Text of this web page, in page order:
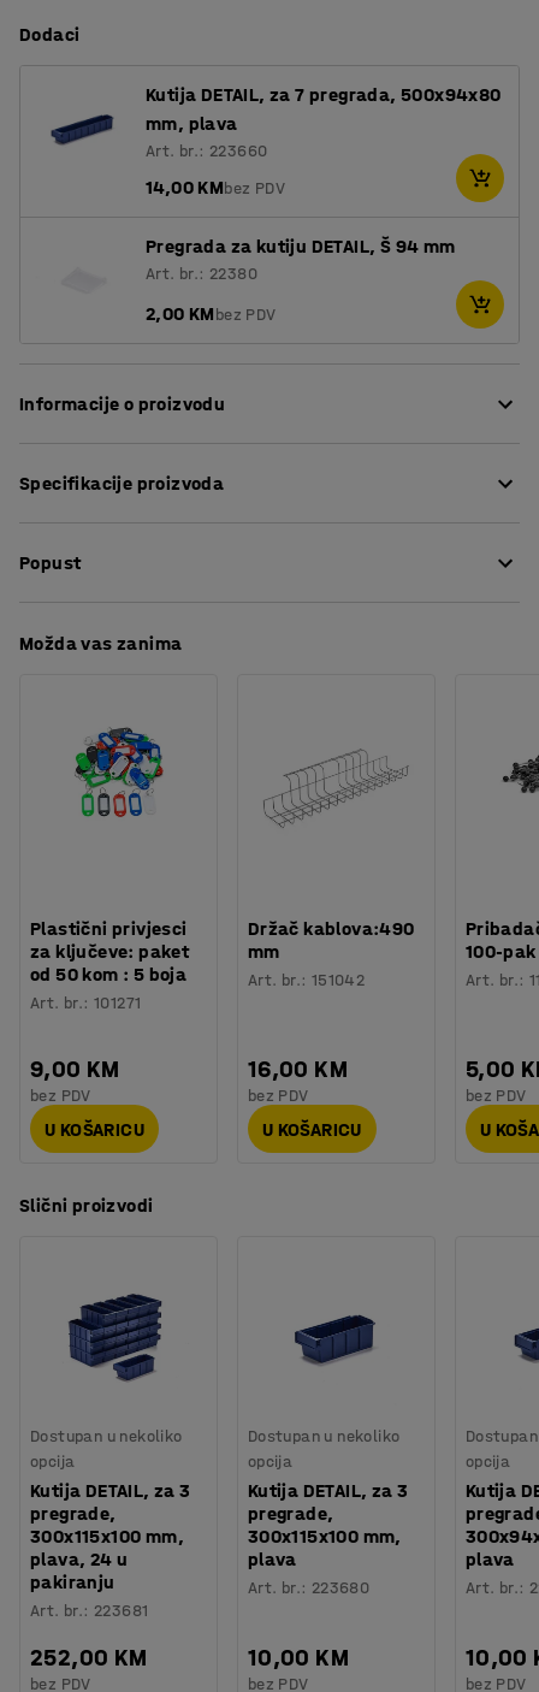
Dodaci
Kutija DETAIL, za 7 pregrada, 500x94x80
mm, plava
Art. br.: 223660
14,00 KMbez PDV
Pregrada za kutiju DETAIL, Š 94 mm
Art. br.: 22380
2,00 KMbez PDV
Informacije o proizvodu
u spremištima, radionicama i skladištima. Kutije se
većinu kiselina i ulja, što čini kutiju idealnim izborom za
predmeta i daje dobar pregled sadržaja. Na taj način se
kutije mogu koristiti na različitim policama. Kutije su
dostupne u različitim oblicima i veličinama, a isporučuju
Specifikacije proizvoda
Visina:
Visina, Unutarnja:
Temperatura: -40 - +70
Materijal: Polipropilen
Boja kutija: Plava
Broj /pakiranje
Popust
Možda vas zanima
Plastični privjesci
za ključeve: paket
od 50 kom : 5 boja
Art. br.:101271
9,00 KM
bez PDV
U KOŠARICU
Držač kablova:490
mm
Art. br.: 151042
16,00 KM
bez PDV
U KOŠARICU
100-pak
Art. br.:
5,00
bez PDV
U
Slični proizvodi
Dostupan u nekoliko
opcija
Kutija DETAIL, za 3
pregrade,
300x115x100 mm,
plava, 24 u
pakiranju
Art. br.: 223681
252,00 KM
bez PDV
Dostupan u nekoliko
opcija
Kutija DETAIL, za 3
pregrade,
300x115x100 mm,
plava
Art. br.: 223680
10,00 KM
bez PDV
opcija
Kutija
plava
Art. br.:
10,00
bez PDV